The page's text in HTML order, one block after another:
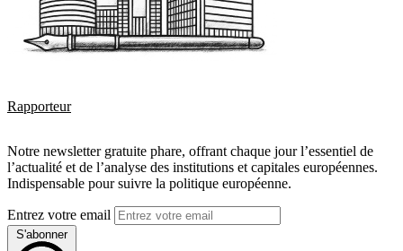
Rapporteur
Notre newsletter gratuite phare, offrant chaque jour l’essentiel de
l’actualité et de l’analyse des institutions et capitales européennes.
Indispensable pour suivre la politique européenne.
Entrez votre email
S'abonner